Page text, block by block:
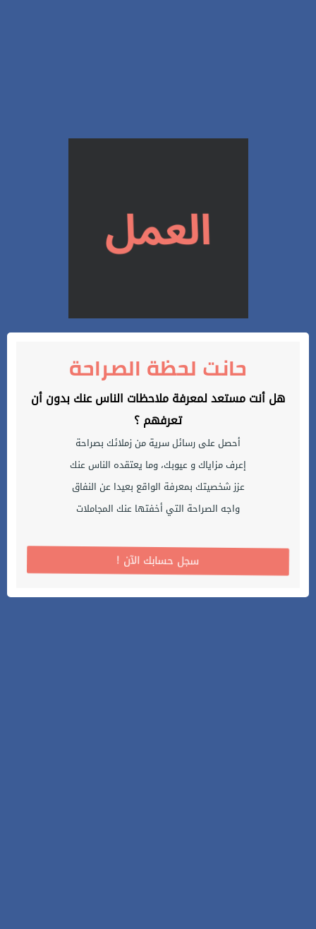
حانت لحظة الصراحة
هل أنت مستعد لمعرفة ملاحظات الناس عنك بدون أن
تعرفهم ؟
أحصل على رسائل سرية من زملائك بصراحة
إعرف مزاياك و عيوبك، وما يعتقده الناس عنك
عزز شخصيتك بمعرفة الواقع بعيدا عن النفاق
واجه الصراحة التي أخفتها عنك المجاملات
! سجل حسابك الآن